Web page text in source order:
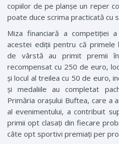
copiilor de pe planșe un reper
poate duce scrima practicată cu
Miza financiară a competiției
acestei ediții pentru că primele
de vârstă au primit premii
recompensat cu 250 de euro,
și locul al treilea cu 50 de euro,
și medaliile au completat
Primăria orașului Buftea, care
al evenimentului, a contribuit
primii opt clasați din fiecare
câte opt sportivi premiați per